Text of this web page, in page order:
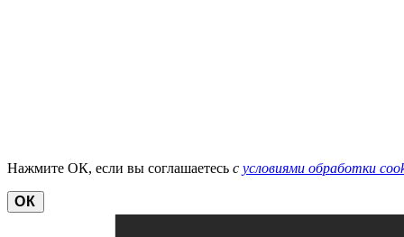
Нажмите ОК, если вы соглашаетесь с условиями обработки
ОК